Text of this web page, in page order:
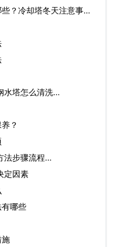
？冷却塔冬天注意事
水塔怎么清洗…
？
法步骤流程…
定因素
哪些
施